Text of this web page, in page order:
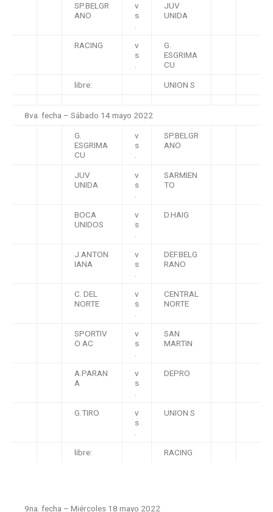
SP.BELGR
ANO
v
s
.
JUV
UNIDA
RACING
v
s
.
G.
ESGRIMA
CU
libre: UNION S
8va. fecha – Sábado 14 mayo 2022
G.
ESGRIMA
CU
v
s
.
SP.BELGR
ANO
JUV
UNIDA
v
s
.
SARMIEN
TO
BOCA
UNIDOS
v
s
.
D.HAIG
J.ANTON
IANA
v
s
.
DEF.BELG
RANO
C. DEL
NORTE
v
s
.
CENTRAL
NORTE
SPORTIV
O AC
v
s
.
SAN
MARTIN
A.PARAN
A
v
s
.
DEPRO
G.TIRO
v
s
.
UNION S
libre: RACING
9na. fecha – Miércoles 18 mayo 2022